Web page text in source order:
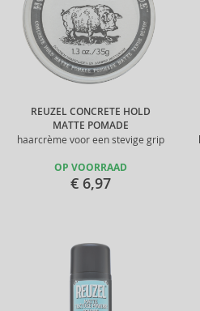
REUZEL CONCRETE HOLD
MATTE POMADE
haarcrème voor een stevige grip
OP VOORRAAD
€ 6,97